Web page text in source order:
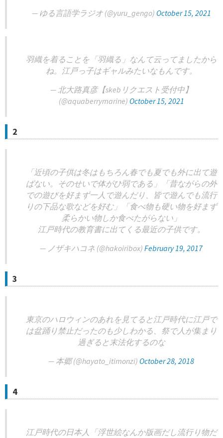
— ゆる言語学ラジオ (@yuru_gengo) October 15, 2021
羽織を着ることを「羽織る」なんて云ってましたから
ね。江戸っ子はギャルみたいなもんです。
— 北大路真彦【skebリクエスト受付中】
(@aquaberrymarine) October 15, 2021
2
「近頃の子供は冬はもちろん春でも夏でも外に出て遊
ばない。そのせいで体がひ弱である」「昔ながらの外
での遊びを好まず一人で遊んだり、皆で遊んでも流行
りの下品な歌などを好む」「食べ物も硬い物を好まず
柔らかい物しか食べたがらない」
江戸時代の教育書に出てくる最近の子供です。
— ノザキハコネ (@hakoiribox) February 19, 2017
3
東京のハロウィンのあれを見てると江戸時代に江戸で
は盆踊り禁止だったのも少しわかる、祭で人が集まり
過ぎると末法化するのな
— 本郷 (@hayato_itimonzi) October 28, 2018
4
江戸時代の日本人「浮世絵なんか版画だし流行り物だ